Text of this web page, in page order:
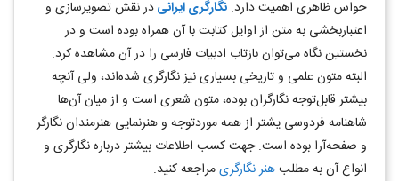
حواس ظاهری اهميت دارد. نگارگریايرانیدر نقش تصويرسازی و
اعتباربخشی به متن از اوايل کتابت با آن همراه بوده است و در
نخستين نگاه می‌توان بازتاب ادبيات فارسی را در آن مشاهده کرد.
البته متون علمی و تاریخی بسیاری نیز نگارگری شده‌اند، ولی آنچه
بيشتر قابل‌توجه نگارگران بوده، متون شعری است و از ميان آن‌ها
شاهنامه فردوسی يشتر از همه موردتوجه و هنرنمايی هنرمندان نگارگر
و صفحه‌آرا بوده است. جهت کسب اطلاعات بیشتر درباره نگارگری و
انواع آن به مطلبهنر نگارگریمراجعه کنید.